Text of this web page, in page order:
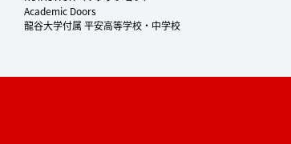
Academic Doors
龍谷大学付属 平安高等学校・中学校